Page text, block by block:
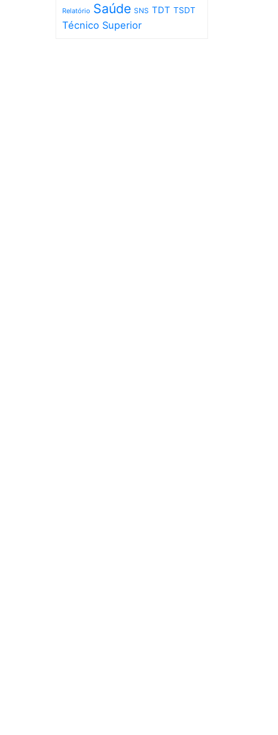
Relatório Saúde SNS TDT TSDT
Técnico Superior